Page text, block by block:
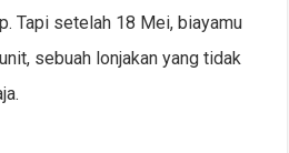
Tapi setelah 18 Mei, biayamu
sebuah lonjakan yang tidak